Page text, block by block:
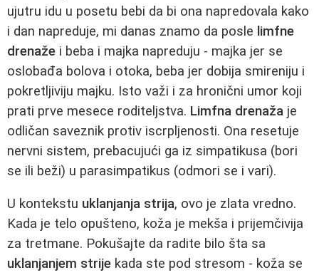
ujutru idu u posetu bebi da bi ona napredovala kako
i dan napreduje, mi danas znamo da posle limfne
drenaže i beba i majka napreduju - majka jer se
oslobađa bolova i otoka, beba jer dobija smireniju i
pokretljiviju majku. Isto važi i za hronični umor koji
prati prve mesece roditeljstva. Limfna drenaža je
odličan saveznik protiv iscrpljenosti. Ona resetuje
nervni sistem, prebacujući ga iz simpatikusa (bori
se ili beži) u parasimpatikus (odmori se i vari).
U kontekstu uklanjanja strija, ovo je zlata vredno.
Kada je telo opušteno, koža je mekša i prijemčivija
za tretmane. Pokušajte da radite bilo šta sa
uklanjanjem strije kada ste pod stresom - koža se